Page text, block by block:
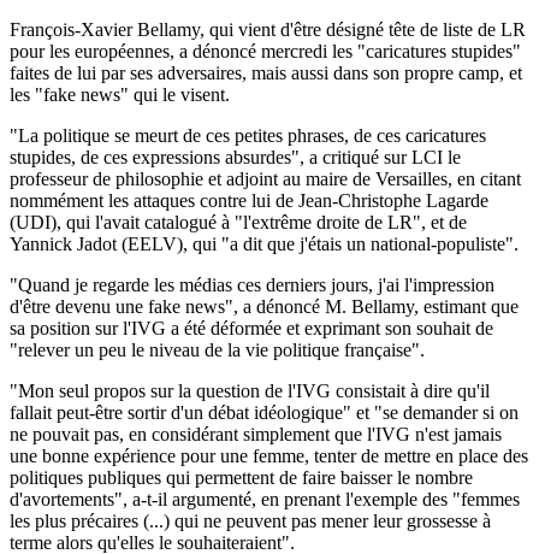
François-Xavier Bellamy, qui vient d'être désigné tête de liste de LR
pour les européennes, a dénoncé mercredi les "caricatures stupides"
faites de lui par ses adversaires, mais aussi dans son propre camp, et
les "fake news" qui le visent.
"La politique se meurt de ces petites phrases, de ces caricatures
stupides, de ces expressions absurdes", a critiqué sur LCI le
professeur de philosophie et adjoint au maire de Versailles, en citant
nommément les attaques contre lui de Jean-Christophe Lagarde
(UDI), qui l'avait catalogué à "l'extrême droite de LR", et de
Yannick Jadot (EELV), qui "a dit que j'étais un national-populiste".
"Quand je regarde les médias ces derniers jours, j'ai l'impression
d'être devenu une fake news", a dénoncé M. Bellamy, estimant que
sa position sur l'IVG a été déformée et exprimant son souhait de
"relever un peu le niveau de la vie politique française".
"Mon seul propos sur la question de l'IVG consistait à dire qu'il
fallait peut-être sortir d'un débat idéologique" et "se demander si on
ne pouvait pas, en considérant simplement que l'IVG n'est jamais
une bonne expérience pour une femme, tenter de mettre en place des
politiques publiques qui permettent de faire baisser le nombre
d'avortements", a-t-il argumenté, en prenant l'exemple des "femmes
les plus précaires (...) qui ne peuvent pas mener leur grossesse à
terme alors qu'elles le souhaiteraient".